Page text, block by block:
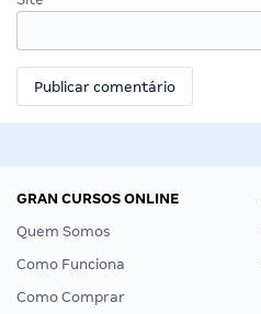
GRAN CURSOS ONLINE
Quem Somos
Como Funciona
Como Comprar